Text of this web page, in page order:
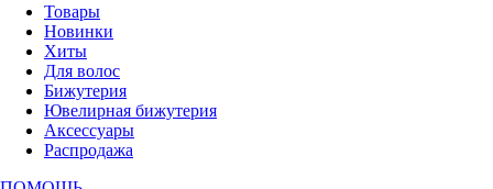
Товары
Новинки
Хиты
Для волос
Бижутерия
Ювелирная бижутерия
Аксессуары
Распродажа